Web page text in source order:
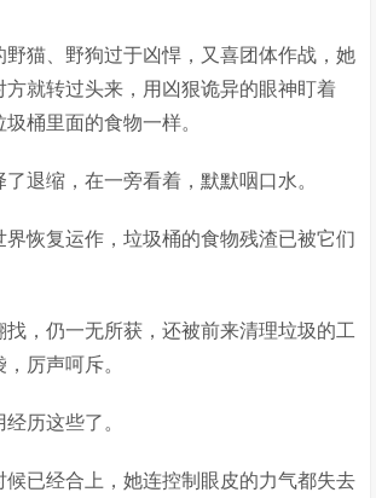
野猫、野狗过于凶悍，又喜团体作战，她
方就转过头来，用凶狠诡异的眼神盯着
桶里面的食物一样。
退缩，在一旁看着，默默咽口水。
界恢复运作，垃圾桶的食物残渣已被它们
找，仍一无所获，还被前来清理垃圾的工
厉声呵斥。
历这些了。
候已经合上，她连控制眼皮的力气都失去